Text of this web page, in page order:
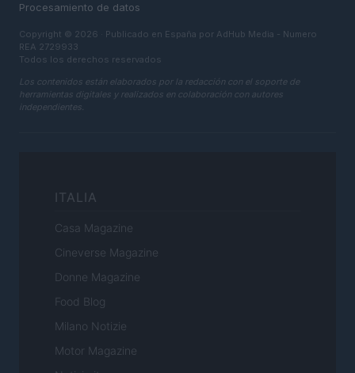
Procesamiento de datos
Copyright © 2026 · Publicado en España por AdHub Media - Numero
REA 2729933
Todos los derechos reservados
Los contenidos están elaborados por la redacción con el soporte de
herramientas digitales y realizados en colaboración con autores
independientes.
ITALIA
Casa Magazine
Cineverse Magazine
Donne Magazine
Food Blog
Milano Notizie
Motor Magazine